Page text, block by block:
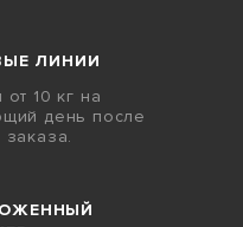
ЛИНИИ
от 10 кг на
день после
заказа.